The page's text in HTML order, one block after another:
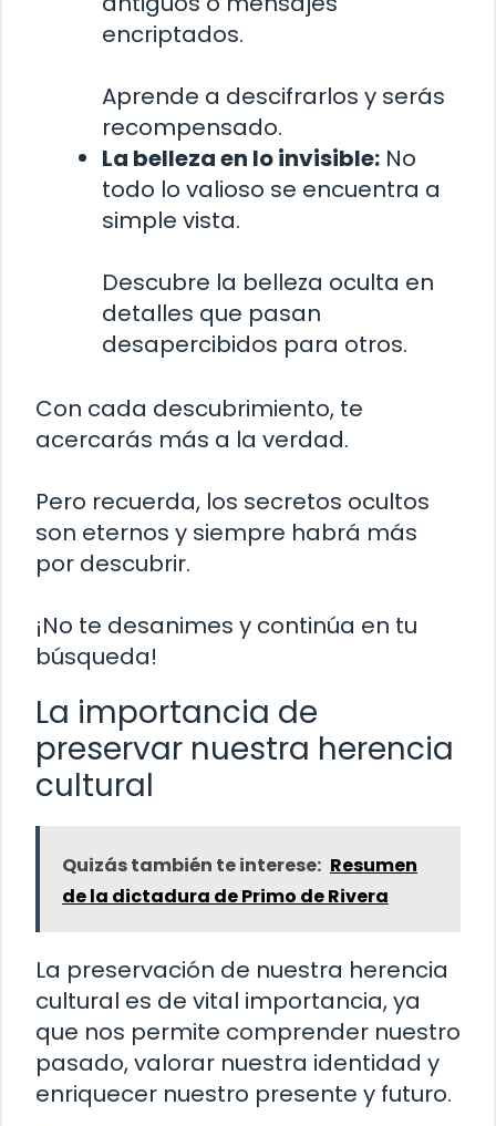
encriptados.
Aprende a descifrarlos y serás
recompensado.
La belleza en lo invisible: No
todo lo valioso se encuentra a
simple vista.
Descubre la belleza oculta en
detalles que pasan
desapercibidos para otros.
Con cada descubrimiento, te
acercarás más a la verdad.
Pero recuerda, los secretos ocultos
son eternos y siempre habrá más
por descubrir.
¡No te desanimes y continúa en tu
búsqueda!
La importancia de
preservar nuestra herencia
cultural
Quizás también te interese: Resumen
de la dictadura de Primo de Rivera
La preservación de nuestra herencia
cultural es de vital importancia, ya
que nos permite comprender nuestro
pasado, valorar nuestra identidad y
enriquecer nuestro presente y futuro.